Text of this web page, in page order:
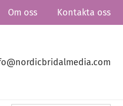
Om oss Kontakta oss